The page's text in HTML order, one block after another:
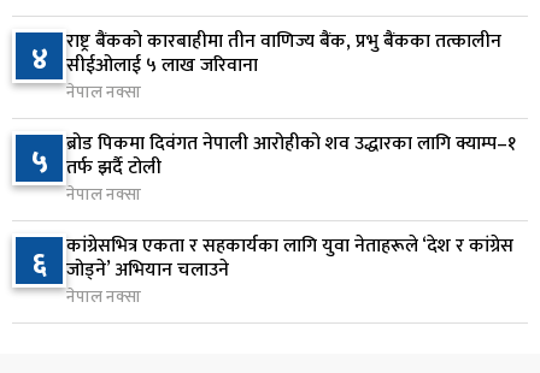
८
सुनसरी र सिरहाका घटनाका पीडितलाई राहत र उपचार
दिने सरकारको निर्णय
१ दिन अघि
९
कृषि क्षेत्रलाई आत्मनिर्भर बनाउने लक्ष्यसहित राष्ट्रिय कृषि
नीति २०८३ जारी
१ दिन अघि
१० नेपाल टेलिकमले बक्यौता महसुलमा जरिवाना छुट दिने
१ दिन अघि
४ राष्ट्र बैंकको कारबाहीमा तीन वाणिज्य बैंक, प्रभु बैंकका तत्कालीन
सीईओलाई ५ लाख जरिवाना
नेपाल नक्सा
५ ब्रोड पिकमा दिवंगत नेपाली आरोहीको शव उद्धारका लागि क्याम्प–१
तर्फ झर्दै टोली
नेपाल नक्सा
६ कांग्रेसभित्र एकता र सहकार्यका लागि युवा नेताहरूले ‘देश र कांग्रेस
जोड्ने’ अभियान चलाउने
नेपाल नक्सा